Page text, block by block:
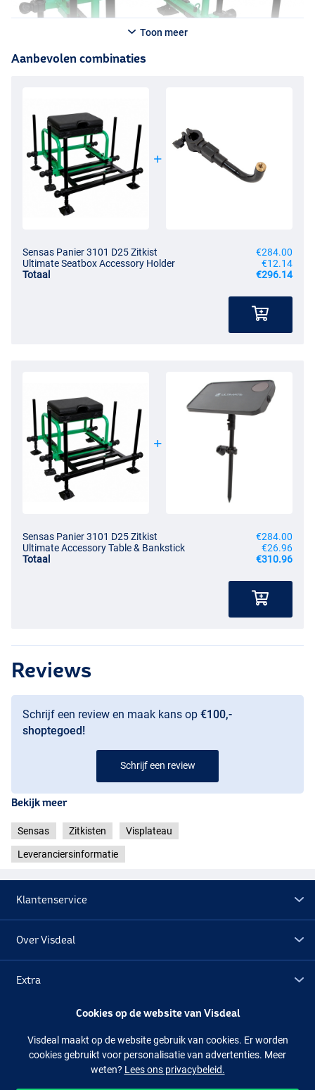
Toon meer
Aanbevolen combinaties
Sensas Panier 3101 D25 Zitkist
€284.00
Ultimate Seatbox Accessory Holder
€12.14
Totaal
€296.14
Sensas Panier 3101 D25 Zitkist
€284.00
Ultimate Accessory Table & Bankstick
€26.96
Totaal
€310.96
Reviews
Schrijf een review en maak kans op €100,-
shoptegoed!
Schrijf een review
Bekijk meer
Sensas Zitkisten Visplateau
Leveranciersinformatie
Klantenservice
Over Visdeal
Extra
Facebook Instagram
Cookies op de website van Visdeal
Visdeal maakt op de website gebruik van cookies. Er worden
cookies gebruikt voor personalisatie van advertenties. Meer
weten? Lees ons privacybeleid.